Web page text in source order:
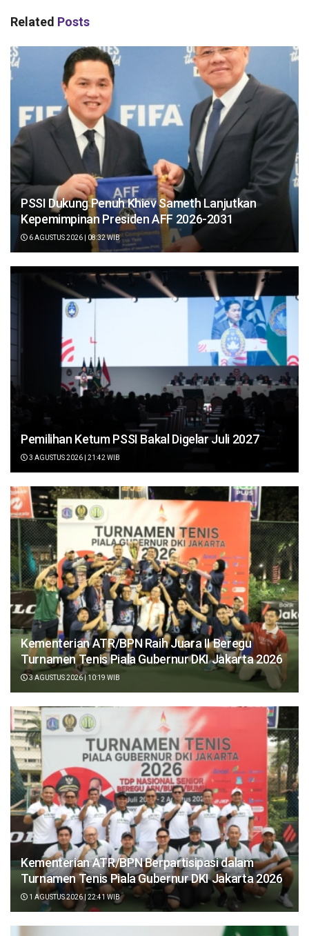
Related Posts
PSSI Dukung Penuh Khiev Sameth Lanjutkan
Kepemimpinan Presiden AFF 2026-2031
6 AGUSTUS 2026 | 08:32 WIB
Pemilihan Ketum PSSI Bakal Digelar Juli 2027
3 AGUSTUS 2026 | 21:42 WIB
Kementerian ATR/BPN Raih Juara II Beregu
Turnamen Tenis Piala Gubernur DKI Jakarta 2026
3 AGUSTUS 2026 | 10:19 WIB
Kementerian ATR/BPN Berpartisipasi dalam
Turnamen Tenis Piala Gubernur DKI Jakarta 2026
1 AGUSTUS 2026 | 22:41 WIB